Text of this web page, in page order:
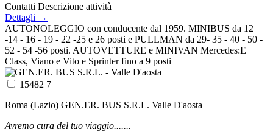
Contatti Descrizione attività
Dettagli →
AUTONOLEGGIO con conducente dal 1959. MINIBUS da 12
-14 - 16 - 19 - 22 -25 e 26 posti e PULLMAN da 29- 35 - 40 - 50 -
52 - 54 -56 posti. AUTOVETTURE e MINIVAN Mercedes:E
Class, Viano e Vito e Sprinter fino a 9 posti
15482 7
Roma (Lazio) GEN.ER. BUS S.R.L. Valle D'aosta
Avremo cura del tuo viaggio.......